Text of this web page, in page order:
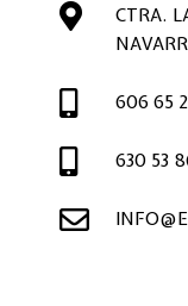

CTRA.
 606 65
 630 53
